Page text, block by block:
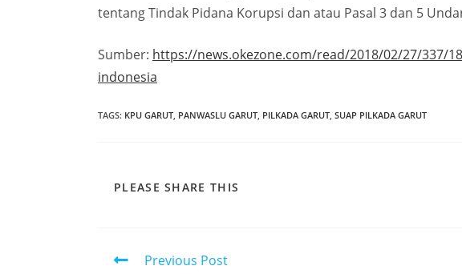
tentang Tindak Pidana Korupsi dan atau Pasal 3 dan 5
Sumber: https://news.okezone.com/read/2018/02/27/337/
indonesia
TAGS: KPU GARUT, PANWASLU GARUT, PILKADA GARUT, SUAP PILKADA GARUT
PLEASE SHARE THIS
Previous Post